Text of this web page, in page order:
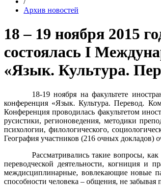
Архив новостей
18 – 19 ноября 2015
состоялась I
«Язык. Культура.
18-19 ноября на факультете
конференция «Язык. Культура. Перевод.
Конференция проводилась факультетом
русистики, регионоведения, методики
психологии, филологического,
География участников (216 очных докладов)
Рассматривались такие вопросы,
переводческой деятельности, когниция и
междисциплинарные, вовлекающие новые
способности человека – общения, не